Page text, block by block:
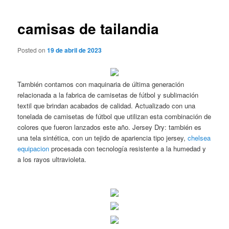
camisas de tailandia
Posted on19 de abril de 2023
También contamos con maquinaria de última generación
relacionada a la fabrica de camisetas de fútbol y sublimación
textil que brindan acabados de calidad. Actualizado con una
tonelada de camisetas de fútbol que utilizan esta combinación de
colores que fueron lanzados este año. Jersey Dry: también es
una tela sintética, con un tejido de apariencia tipo jersey,chelsea
equipacion procesada con tecnología resistente a la humedad y
a los rayos ultravioleta.